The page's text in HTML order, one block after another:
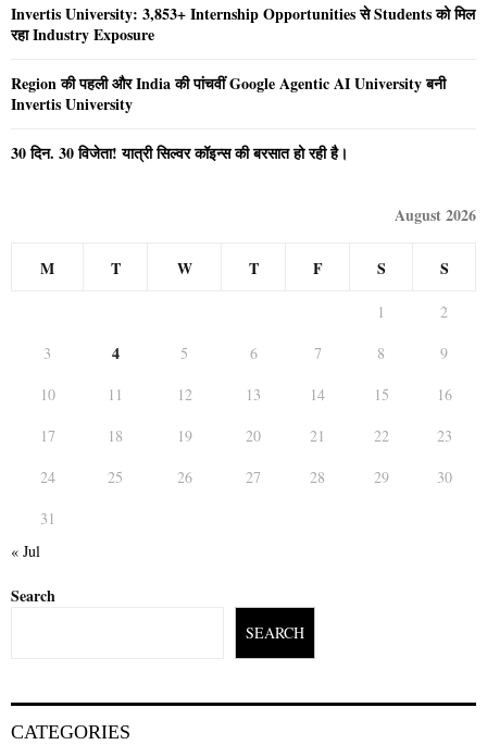
Invertis University: 3,853+ Internship Opportunities से Students को मिल
रहा Industry Exposure
Region की पहली और India की पांचवीं Google Agentic AI University बनी
Invertis University
30 दिन. 30 विजेता! यात्री सिल्वर कॉइन्स की बरसात हो रही है।
August 2026
M T W T F S S
1
2
3
4 5 6 7 8
9
10
11 12 13 14 15
16
17
18 19 20 21 22
23
24
25 26 27 28 29
30
31
« Jul
Search
SEARCH
CATEGORIES